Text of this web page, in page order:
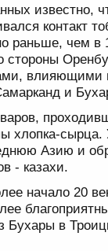
известно,
контакт
раньше, чем в
стороны
влияющими
и
хлопка-
Азию и
- казахи.
начало 20
Бухары в